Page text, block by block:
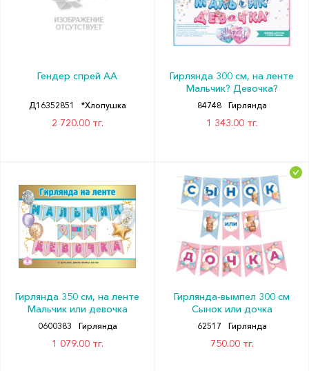
Гендер спрей АА
Д16352851 *Хлопушка
2 720.00 тг.
Гирлянда 300 см, на ленте
Мальчик? Девочка?
84748 Гирлянда
1 343.00 тг.
Гирлянда 350 см, на ленте
Мальчик или девочка
0600383 Гирлянда
1 079.00 тг.
Гирлянда-вымпел 300 см
Сынок или дочка
62517 Гирлянда
750.00 тг.